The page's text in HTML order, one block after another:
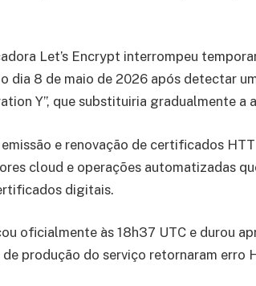
Let’s Encrypt interrompeu
dia 8 de maio de 2026 após detectar
Y”, que substituiria gradualmente a
e renovação de certificados
cloud e operações automatizadas
digitais.
oficialmente às 18h37 UTC e durou
produção do serviço retornaram erro